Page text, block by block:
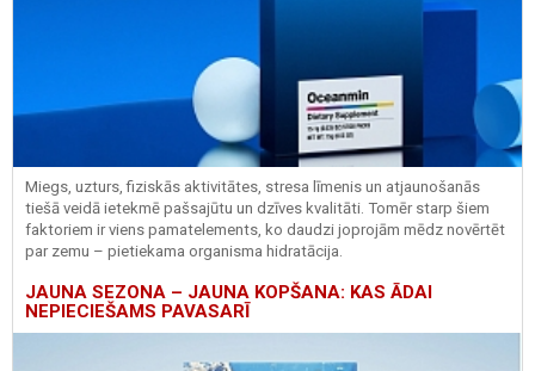
Miegs, uzturs, fiziskās aktivitātes, stresa līmenis un atjaunošanās
tiešā veidā ietekmē pašsajūtu un dzīves kvalitāti. Tomēr starp šiem
faktoriem ir viens pamatelements, ko daudzi joprojām mēdz novērtēt
par zemu – pietiekama organisma hidratācija.
JAUNA SEZONA – JAUNA KOPŠANA: KAS ĀDAI
NEPIECIEŠAMS PAVASARĪ